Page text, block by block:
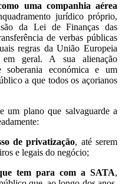
uma companhia aérea
jurídico próprio,
da Lei de Finanças das
de verbas públicas
regras da União Europeia
em geral. A sua alienação
soberania económica e um
a que todos os açorianos
um plano que salvaguarde a
de privatização, até serem
e legais do negócio;
tem para com a SATA,